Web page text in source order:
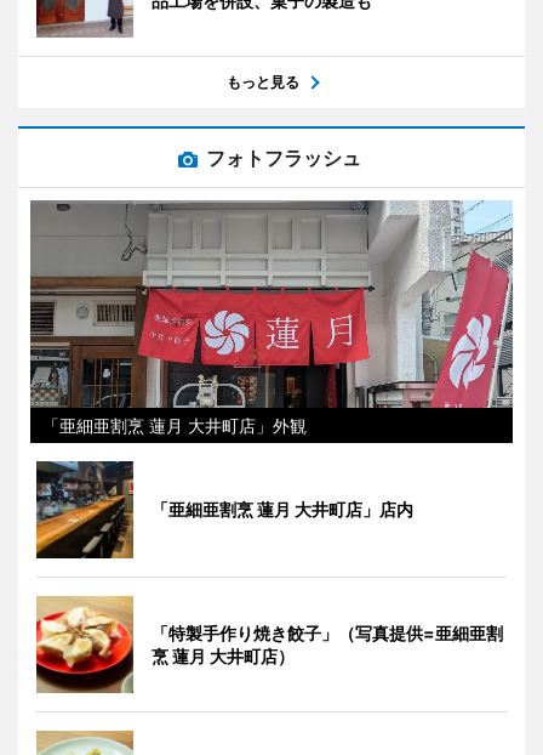
もっと見る
フォトフラッシュ
「亜細亜割烹 蓮月 大井町店」外観
「亜細亜割烹 蓮月 大井町店」店内
「特製手作り焼き餃子」（写真提供=亜細亜割
烹 蓮月 大井町店）